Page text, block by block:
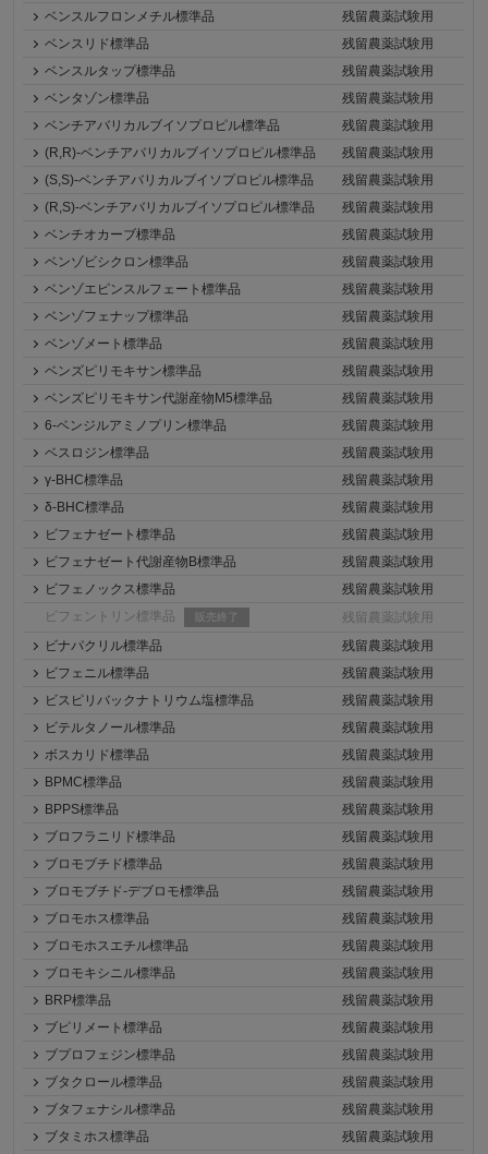
ベンスルフロンメチル標準品
残留農薬試験用
ベンスリド標準品
残留農薬試験用
ベンスルタップ標準品
残留農薬試験用
ベンタゾン標準品
残留農薬試験用
ベンチアバリカルブイソプロピル標準品
残留農薬試験用
(R,R)‐ベンチアバリカルブイソプロピル標準品
残留農薬試験用
(S,S)‐ベンチアバリカルブイソプロピル標準品
残留農薬試験用
(R,S)‐ベンチアバリカルブイソプロピル標準品
残留農薬試験用
ベンチオカーブ標準品
残留農薬試験用
ベンゾビシクロン標準品
残留農薬試験用
ベンゾエピンスルフェート標準品
残留農薬試験用
ベンゾフェナップ標準品
残留農薬試験用
ベンゾメート標準品
残留農薬試験用
ベンズピリモキサン標準品
残留農薬試験用
ベンズピリモキサン代謝産物M5標準品
残留農薬試験用
6-ベンジルアミノプリン標準品
残留農薬試験用
ベスロジン標準品
残留農薬試験用
γ-BHC標準品
残留農薬試験用
δ-BHC標準品
残留農薬試験用
ビフェナゼート標準品
残留農薬試験用
ビフェナゼート代謝産物B標準品
残留農薬試験用
ビフェノックス標準品
残留農薬試験用
ビフェントリン標準品
販売終了
残留農薬試験用
ビナパクリル標準品
残留農薬試験用
ビフェニル標準品
残留農薬試験用
ビスピリバックナトリウム塩標準品
残留農薬試験用
ビテルタノール標準品
残留農薬試験用
ボスカリド標準品
残留農薬試験用
BPMC標準品
残留農薬試験用
BPPS標準品
残留農薬試験用
ブロフラニリド標準品
残留農薬試験用
ブロモブチド標準品
残留農薬試験用
ブロモブチド-デブロモ標準品
残留農薬試験用
ブロモホス標準品
残留農薬試験用
ブロモホスエチル標準品
残留農薬試験用
ブロモキシニル標準品
残留農薬試験用
BRP標準品
残留農薬試験用
ブピリメート標準品
残留農薬試験用
ブプロフェジン標準品
残留農薬試験用
ブタクロール標準品
残留農薬試験用
ブタフェナシル標準品
残留農薬試験用
ブタミホス標準品
残留農薬試験用